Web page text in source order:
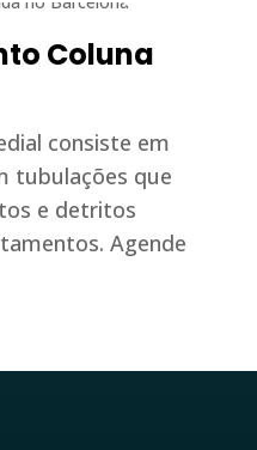
Coluna
consiste em
tubulações que
e detritos
Agende